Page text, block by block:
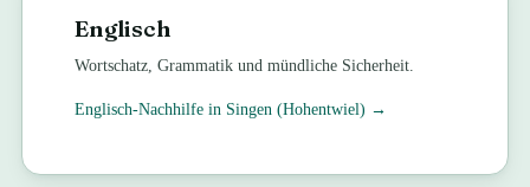
Englisch
Wortschatz, Grammatik und mündliche Sicherheit.
Englisch-Nachhilfe in Singen (Hohentwiel) →